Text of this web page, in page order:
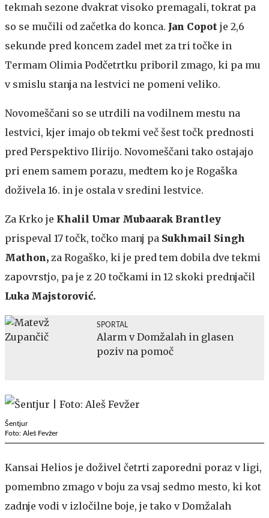
tekmah sezone dvakrat visoko premagali, tokrat pa
so se mučili od začetka do konca. Jan Copot je 2,6
sekunde pred koncem zadel met za tri točke in
Termam Olimia Podčetrtku priboril zmago, ki pa mu
v smislu stanja na lestvici ne pomeni veliko.
Novomeščani so se utrdili na vodilnem mestu na
lestvici, kjer imajo ob tekmi več šest točk prednosti
pred Perspektivo Ilirijo. Novomeščani tako ostajajo
pri enem samem porazu, medtem ko je Rogaška
doživela 16. in je ostala v sredini lestvice.
Za Krko je Khalil Umar Mubaarak Brantley
prispeval 17 točk, točko manj pa Sukhmail Singh
Mathon, za Rogaško, ki je pred tem dobila dve tekmi
zapovrstjo, pa je z 20 točkami in 12 skoki prednjačil
Luka Majstorović.
SPORTAL
Alarm v Domžalah in glasen
poziv na pomoč
Šentjur
Foto: Aleš Fevžer
Kansai Helios je doživel četrti zaporedni poraz v ligi,
pomembno zmago v boju za vsaj sedmo mesto, ki kot
zadnje vodi v izločilne boje, je tako v Domžalah